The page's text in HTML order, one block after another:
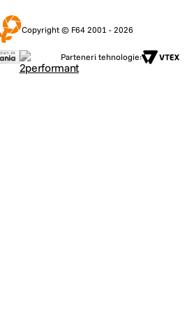
Copyright © F64 2001 - 2026
Parteneri tehnologie: